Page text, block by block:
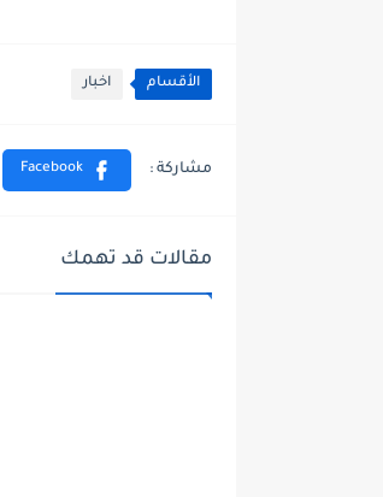
الأقسام اخبار
مقالات قد تهمك